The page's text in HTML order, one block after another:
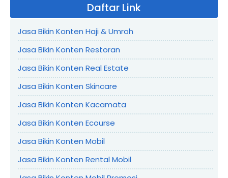
Daftar Link
Jasa Bikin Konten Haji & Umroh
Jasa Bikin Konten Restoran
Jasa Bikin Konten Real Estate
Jasa Bikin Konten Skincare
Jasa Bikin Konten Kacamata
Jasa Bikin Konten Ecourse
Jasa Bikin Konten Mobil
Jasa Bikin Konten Rental Mobil